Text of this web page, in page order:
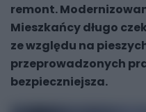
remont.
Mieszkańcy długo
ze względu na
przeprowadzonych
bezpieczniejsza.